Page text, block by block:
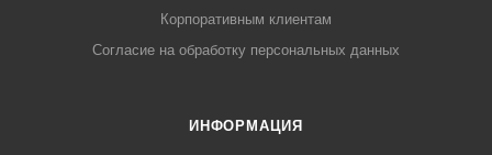
Корпоративным клиентам
Согласие на обработку персональных данных
ИНФОРМАЦИЯ